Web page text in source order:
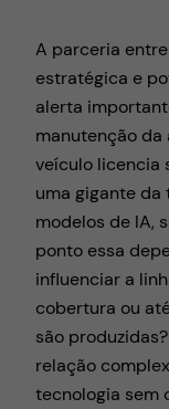
A parceria
estratégica e
alerta
manutenção da
veículo licencia
uma gigante da
modelos de IA,
ponto essa
influenciar a
cobertura ou
são
relação
tecnologia sem